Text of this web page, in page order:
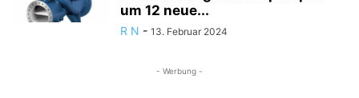
um 12 neue...
R N - 13. Februar 2024
- Werbung -